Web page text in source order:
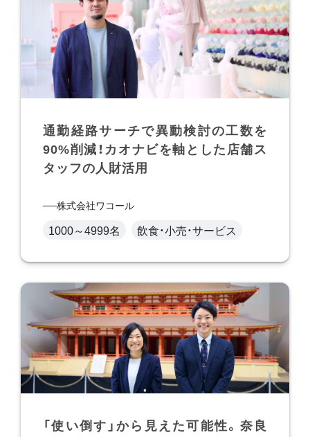
通勤経路サーチで異動検討の工数を
90%削減！カオナビを軸とした店舗ス
タッフの人財活用
株式会社ワコール
1000～4999名 飲食・小売・サービス
「使い倒す」から見えた可能性。奈良